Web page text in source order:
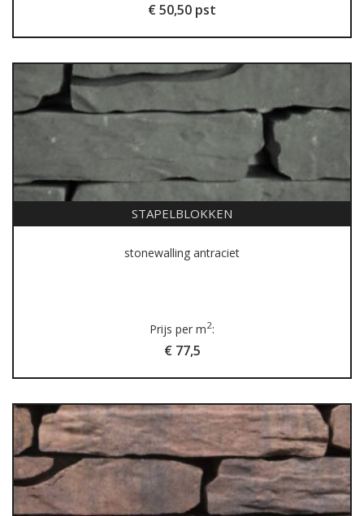
€ 50,50 pst
STAPELBLOKKEN
stonewalling antraciet
Prijs per m2:
€ 77,5